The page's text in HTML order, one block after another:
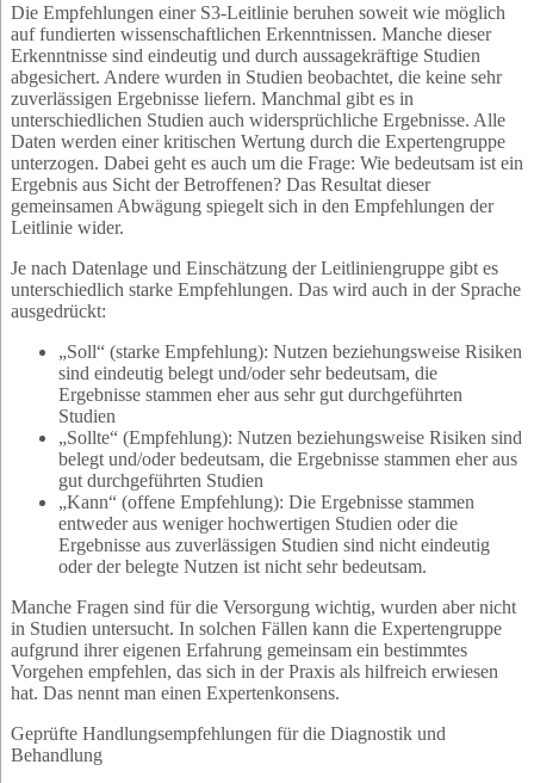
Die Empfehlungen einer S3-Leitlinie beruhen soweit wie möglich
auf fundierten wissenschaftlichen Erkenntnissen. Manche dieser
Erkenntnisse sind eindeutig und durch aussagekräftige Studien
abgesichert. Andere wurden in Studien beobachtet, die keine sehr
zuverlässigen Ergebnisse liefern. Manchmal gibt es in
unterschiedlichen Studien auch widersprüchliche Ergebnisse. Alle
Daten werden einer kritischen Wertung durch die Expertengruppe
unterzogen. Dabei geht es auch um die Frage: Wie bedeutsam ist ein
Ergebnis aus Sicht der Betroffenen? Das Resultat dieser
gemeinsamen Abwägung spiegelt sich in den Empfehlungen der
Leitlinie wider.
Je nach Datenlage und Einschätzung der Leitliniengruppe gibt es
unterschiedlich starke Empfehlungen. Das wird auch in der Sprache
ausgedrückt:
„Soll“ (starke Empfehlung): Nutzen beziehungsweise Risiken
sind eindeutig belegt und/oder sehr bedeutsam, die
Ergebnisse stammen eher aus sehr gut durchgeführten
Studien
„Sollte“ (Empfehlung): Nutzen beziehungsweise Risiken sind
belegt und/oder bedeutsam, die Ergebnisse stammen eher aus
gut durchgeführten Studien
„Kann“ (offene Empfehlung): Die Ergebnisse stammen
entweder aus weniger hochwertigen Studien oder die
Ergebnisse aus zuverlässigen Studien sind nicht eindeutig
oder der belegte Nutzen ist nicht sehr bedeutsam.
Manche Fragen sind für die Versorgung wichtig, wurden aber nicht
in Studien untersucht. In solchen Fällen kann die Expertengruppe
aufgrund ihrer eigenen Erfahrung gemeinsam ein bestimmtes
Vorgehen empfehlen, das sich in der Praxis als hilfreich erwiesen
hat. Das nennt man einen Expertenkonsens.
Geprüfte Handlungsempfehlungen für die Diagnostik und
Behandlung